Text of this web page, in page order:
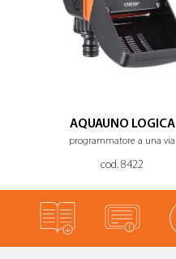
AQUAUNO LOGICA
programmatore a una via
cod. 8422